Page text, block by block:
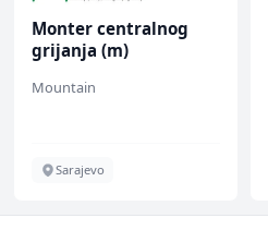
Monter centralnog
grijanja (m)
Mountain
Sarajevo